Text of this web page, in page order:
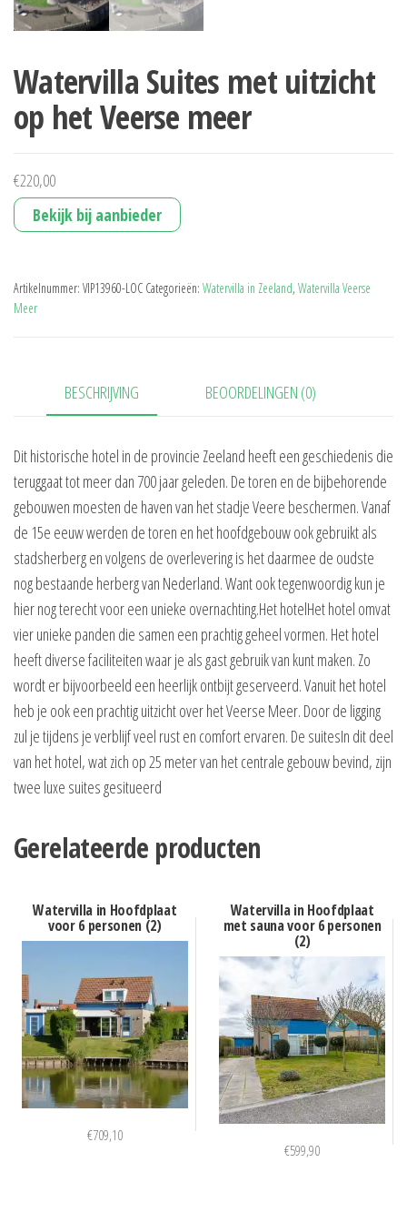
Watervilla Suites met uitzicht
op het Veerse meer
€220,00
Bekijk bij aanbieder
Artikelnummer: VIP13960-LOC Categorieën: Watervilla in Zeeland, Watervilla Veerse
Meer
BESCHRIJVING BEOORDELINGEN (0)
Dit historische hotel in de provincie Zeeland heeft een geschiedenis die
teruggaat tot meer dan 700 jaar geleden. De toren en de bijbehorende
gebouwen moesten de haven van het stadje Veere beschermen. Vanaf
de 15e eeuw werden de toren en het hoofdgebouw ook gebruikt als
stadsherberg en volgens de overlevering is het daarmee de oudste
nog bestaande herberg van Nederland. Want ook tegenwoordig kun je
hier nog terecht voor een unieke overnachting.Het hotelHet hotel omvat
vier unieke panden die samen een prachtig geheel vormen. Het hotel
heeft diverse faciliteiten waar je als gast gebruik van kunt maken. Zo
wordt er bijvoorbeeld een heerlijk ontbijt geserveerd. Vanuit het hotel
heb je ook een prachtig uitzicht over het Veerse Meer. Door de ligging
zul je tijdens je verblijf veel rust en comfort ervaren. De suitesIn dit deel
van het hotel, wat zich op 25 meter van het centrale gebouw bevind, zijn
twee luxe suites gesitueerd
Gerelateerde producten
Watervilla in Hoofdplaat
voor 6 personen (2)
€709,10
Watervilla in Hoofdplaat
met sauna voor 6 personen
(2)
€599,90